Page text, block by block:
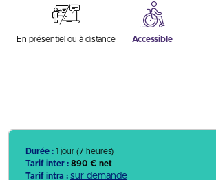
En présentiel ou à distance Accessible
Durée : 1 jour (7 heures)
Tarif inter : 890 € net
Tarif intra : sur demande